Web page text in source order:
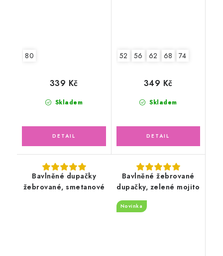
80
Skladem
339 Kč
52 56 62 68 74
Skladem
349 Kč
Bavlněné dupačky
žebrované, smetanové
Bavlněné žebrované
dupačky, zelené mojito
Novinka